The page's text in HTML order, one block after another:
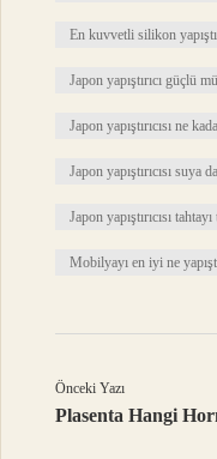
En kuvvetli silikon
Japon yapıştırıcı güçlü mü
Japon yapıştırıcısı ne
Japon yapıştırıcısı suya
Japon yapıştırıcısı
Mobilyayı en iyi ne
Önceki Yazı
Plasenta Hangi